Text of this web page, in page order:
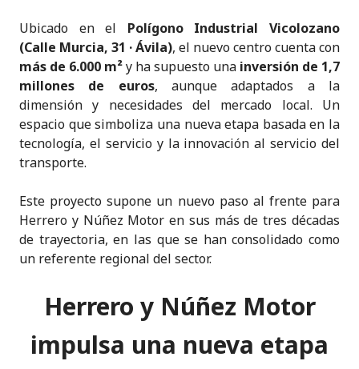
Ubicado en el Polígono Industrial Vicolozano
(Calle Murcia, 31 · Ávila), el nuevo centro cuenta con
más de 6.000 m²y ha supuesto una inversión de 1,7
millones de euros, aunque adaptados a la
dimensión y necesidades del mercado local. Un
espacio que simboliza una nueva etapa basada en la
tecnología, el servicio y la innovación al servicio del
transporte.
Este proyecto supone un nuevo paso al frente para
Herrero y Núñez Motor en sus más de tres décadas
de trayectoria, en las que se han consolidado como
un referente regional del sector.
Herrero y Núñez Motor
impulsa una nueva etapa